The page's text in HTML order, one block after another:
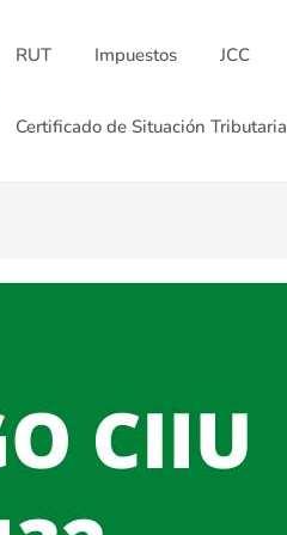
RUT Impuestos JCC
Certificado de Situación Tributaria